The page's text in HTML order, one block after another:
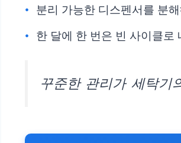
분리 가능한 디스펜서를 분
한 달에 한 번은 빈 사이클로
꾸준한 관리가 세탁기